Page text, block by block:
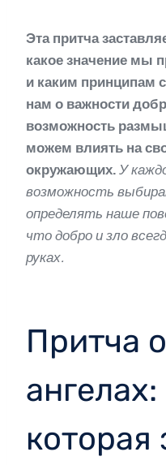
Эта притча
какое значение мы
и каким принципам
нам о важности
возможность
можем влиять на
окружающих. У
возможность
определять наше
что добро и зло
руках.
Притча
которая